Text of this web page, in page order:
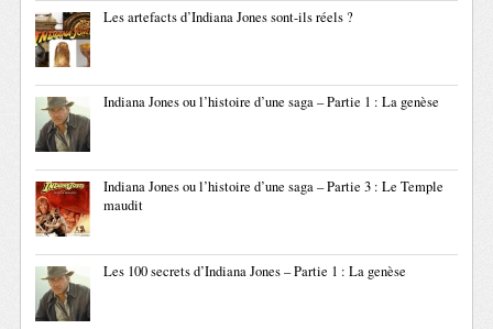
Les artefacts d’Indiana Jones sont-ils réels ?
Indiana Jones ou l’histoire d’une saga – Partie 1 : La genèse
Indiana Jones ou l’histoire d’une saga – Partie 3 : Le Temple
maudit
Les 100 secrets d’Indiana Jones – Partie 1 : La genèse